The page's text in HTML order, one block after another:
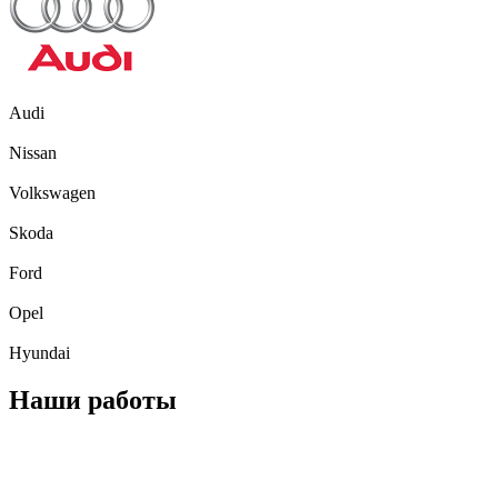
Audi
Nissan
Volkswagen
Skoda
Ford
Opel
Hyundai
Наши работы